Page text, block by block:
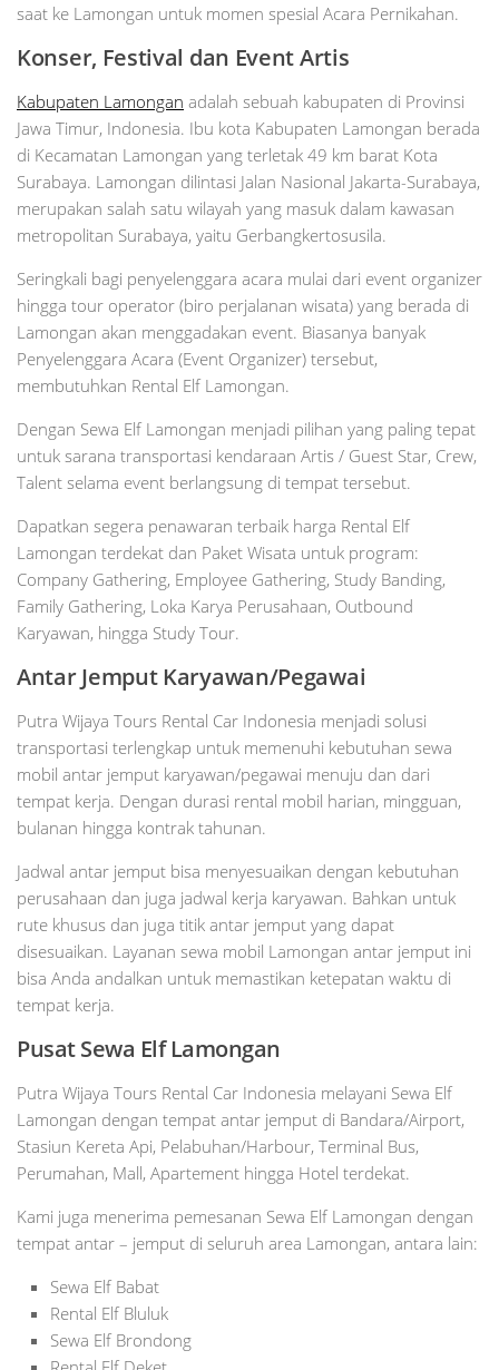
saat ke Lamongan untuk momen spesial Acara Pernikahan.
Konser, Festival dan Event Artis
Kabupaten Lamongan adalah sebuah kabupaten di Provinsi
Jawa Timur, Indonesia. Ibu kota Kabupaten Lamongan berada
di Kecamatan Lamongan yang terletak 49 km barat Kota
Surabaya. Lamongan dilintasi Jalan Nasional Jakarta-Surabaya,
merupakan salah satu wilayah yang masuk dalam kawasan
metropolitan Surabaya, yaitu Gerbangkertosusila.
Seringkali bagi penyelenggara acara mulai dari event organizer
hingga tour operator (biro perjalanan wisata) yang berada di
Lamongan akan menggadakan event. Biasanya banyak
Penyelenggara Acara (Event Organizer) tersebut,
membutuhkan Rental Elf Lamongan.
Dengan Sewa Elf Lamongan menjadi pilihan yang paling tepat
untuk sarana transportasi kendaraan Artis / Guest Star, Crew,
Talent selama event berlangsung di tempat tersebut.
Dapatkan segera penawaran terbaik harga Rental Elf
Lamongan terdekat dan Paket Wisata untuk program:
Company Gathering, Employee Gathering, Study Banding,
Family Gathering, Loka Karya Perusahaan, Outbound
Karyawan, hingga Study Tour.
Antar Jemput Karyawan/Pegawai
Putra Wijaya Tours Rental Car Indonesia menjadi solusi
transportasi terlengkap untuk memenuhi kebutuhan sewa
mobil antar jemput karyawan/pegawai menuju dan dari
tempat kerja. Dengan durasi rental mobil harian, mingguan,
bulanan hingga kontrak tahunan.
Jadwal antar jemput bisa menyesuaikan dengan kebutuhan
perusahaan dan juga jadwal kerja karyawan. Bahkan untuk
rute khusus dan juga titik antar jemput yang dapat
disesuaikan. Layanan sewa mobil Lamongan antar jemput ini
bisa Anda andalkan untuk memastikan ketepatan waktu di
tempat kerja.
Pusat Sewa Elf Lamongan
Putra Wijaya Tours Rental Car Indonesia melayani Sewa Elf
Lamongan dengan tempat antar jemput di Bandara/Airport,
Stasiun Kereta Api, Pelabuhan/Harbour, Terminal Bus,
Perumahan, Mall, Apartement hingga Hotel terdekat.
Kami juga menerima pemesanan Sewa Elf Lamongan dengan
tempat antar – jemput di seluruh area Lamongan, antara lain:
Sewa Elf Babat
Rental Elf Bluluk
Sewa Elf Brondong